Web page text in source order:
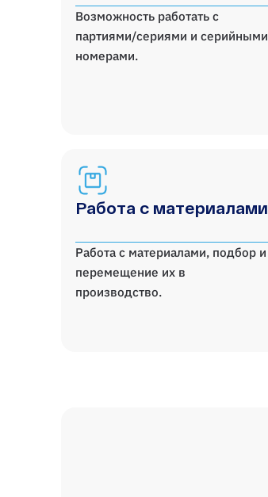
Возможность работать с
партиями/сериями и серийными
номерами.
Работа с материалами
Работа с материалами, подбор и
перемещение их в
производство.